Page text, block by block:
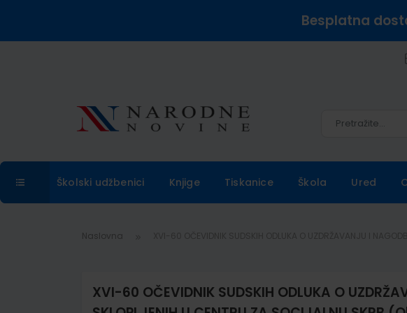
Besplatna
Školski udžbenici Knjige Tiskanice Škola Ured
Naslovna
XVI-60 OČEVIDNIK SUDSKIH ODLUKA O